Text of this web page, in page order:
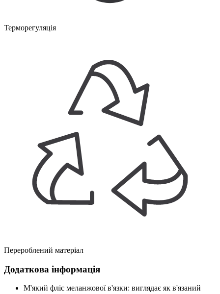
Терморегуляція
Перероблений матеріал
Додаткова інформація
М'який фліс меланжової в'язки: виглядає як в'язаний